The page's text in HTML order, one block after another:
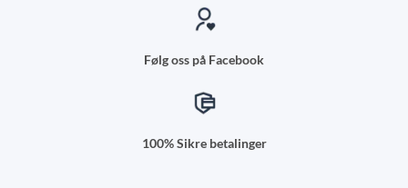
Følg oss på Facebook
100% Sikre betalinger